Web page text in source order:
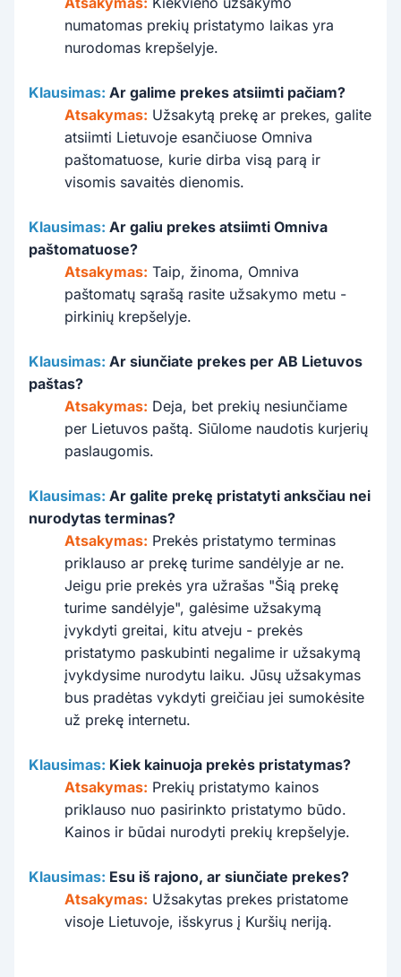
numatomas prekių pristatymo laikas yra
nurodomas krepšelyje.
Klausimas: Ar galime prekes atsiimti pačiam?
Atsakymas: Užsakytą prekę ar prekes, galite
atsiimti Lietuvoje esančiuose Omniva
paštomatuose, kurie dirba visą parą ir
visomis savaitės dienomis.
Klausimas: Ar galiu prekes atsiimti Omniva
paštomatuose?
Atsakymas: Taip, žinoma, Omniva
paštomatų sąrašą rasite užsakymo metu -
pirkinių krepšelyje.
Klausimas: Ar siunčiate prekes per AB Lietuvos
paštas?
Atsakymas: Deja, bet prekių nesiunčiame
per Lietuvos paštą. Siūlome naudotis kurjerių
paslaugomis.
Klausimas: Ar galite prekę pristatyti anksčiau nei
nurodytas terminas?
Atsakymas: Prekės pristatymo terminas
priklauso ar prekę turime sandėlyje ar ne.
Jeigu prie prekės yra užrašas "Šią prekę
turime sandėlyje", galėsime užsakymą
įvykdyti greitai, kitu atveju - prekės
pristatymo paskubinti negalime ir užsakymą
įvykdysime nurodytu laiku. Jūsų užsakymas
bus pradėtas vykdyti greičiau jei sumokėsite
už prekę internetu.
Klausimas: Kiek kainuoja prekės pristatymas?
Atsakymas: Prekių pristatymo kainos
priklauso nuo pasirinkto pristatymo būdo.
Kainos ir būdai nurodyti prekių krepšelyje.
Klausimas: Esu iš rajono, ar siunčiate prekes?
Atsakymas: Užsakytas prekes pristatome
visoje Lietuvoje, išskyrus į Kuršių neriją.